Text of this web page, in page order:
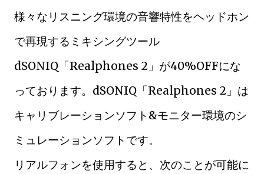
様々なリスニング環境の音響特性をヘッドホン
で再現するミキシングツール
dSONIQ「Realphones 2」が40%OFFにな
っております。dSONIQ「Realphones 2」は
キャリブレーションソフト&モニター環境のシ
ミュレーションソフトです。
リアルフォンを使用すると、次のことが可能に